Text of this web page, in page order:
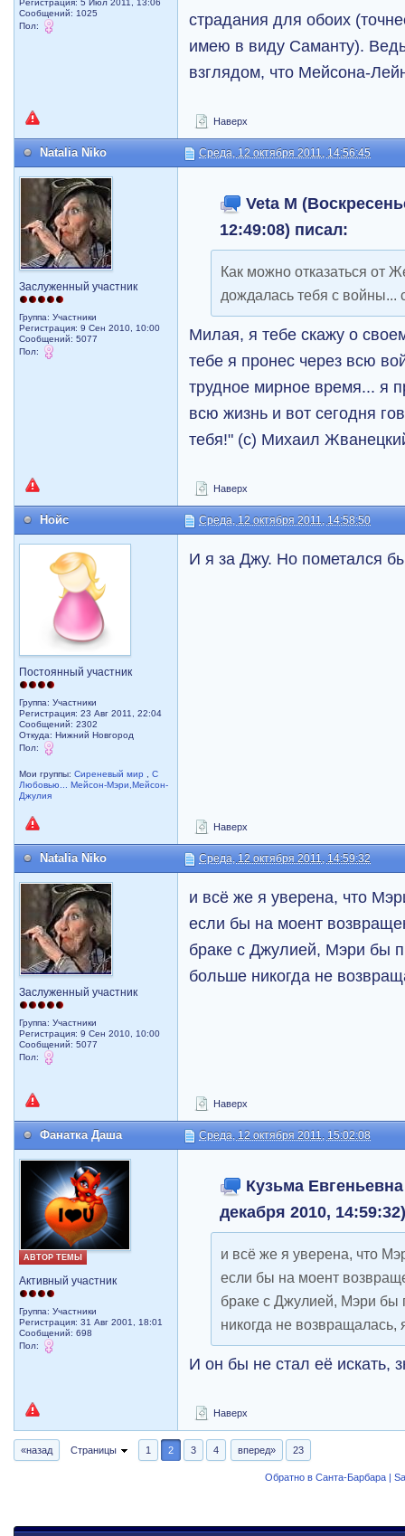
Регистрация: 5 Июл 2011, 13:06
Сообщений: 1025
Пол:
страдания для обоих
имею в виду Саманту).
взглядом, что Мейсона-
Наверх
Natalia Niko Среда, 12 октября 2011, 14:56:45
Заслуженный участник
Группа: Участники
Регистрация: 9 Сен 2010, 10:00
Сообщений: 5077
Пол:
Veta M
12:49:08) писал:
Как можно отказаться от
дождалась тебя с
Милая, я тебе скажу о
тебе я пронес через всю
трудное мирное время... я
всю жизнь и вот сегодня
тебя!" (с) Михаил
Наверх
Нойс Среда, 12 октября 2011, 14:58:50
Постоянный участник
Группа: Участники
Регистрация: 23 Авг 2011, 22:04
Сообщений: 2302
Откуда: Нижний Новгород
Пол:
Мои группы:Сиреневый мир ,С
Любовью... Мейсон-Мэри,Мейсон-
Джулия
И я за Джу. Но пометался
Наверх
Natalia Niko Среда, 12 октября 2011, 14:59:32
Заслуженный участник
Группа: Участники
Регистрация: 9 Сен 2010, 10:00
Сообщений: 5077
Пол:
и всё же я уверена, что
если бы на моент
браке с Джулией, Мэри бы
больше никогда не
Наверх
Фанатка Даша Среда, 12 октября 2011, 15:02:08
АВТОР ТЕМЫ
Активный участник
Группа: Участники
Регистрация: 31 Авг 2001, 18:01
Сообщений: 698
Пол:
Кузьма
декабря 2010,
и всё же я уверена, что
если бы на моент
браке с Джулией, Мэри бы
никогда не возвращалась,
И он бы не стал её искать,
Наверх
«назад Страницы 1 2 3 4 вперед» 23
Обратно в Санта-Барбара |